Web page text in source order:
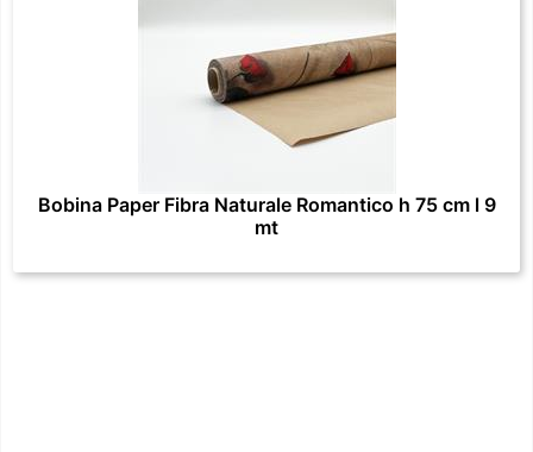
Bobina Paper Fibra Naturale Romantico h 75 cm l 9
mt